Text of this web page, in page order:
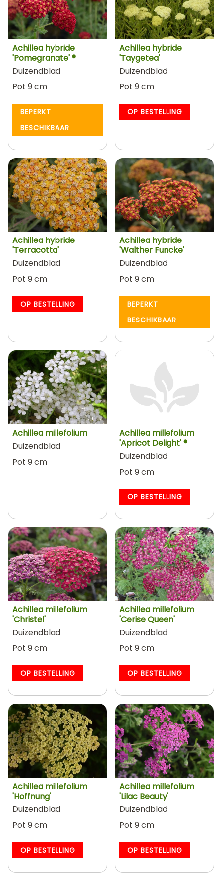
Achillea hybride
'Pomegranate' ®
Duizendblad
Pot 9 cm
BEPERKT
BESCHIKBAAR
Achillea hybride
'Taygetea'
Duizendblad
Pot 9 cm
OP BESTELLING
Achillea hybride
'Terracotta'
Duizendblad
Pot 9 cm
OP BESTELLING
Achillea hybride
'Walther Funcke'
Duizendblad
Pot 9 cm
BEPERKT
BESCHIKBAAR
Achillea millefolium
Duizendblad
Pot 9 cm
Achillea millefolium
'Apricot Delight' ®
Duizendblad
Pot 9 cm
OP BESTELLING
Achillea millefolium
'Christel'
Duizendblad
Pot 9 cm
OP BESTELLING
Achillea millefolium
'Cerise Queen'
Duizendblad
Pot 9 cm
OP BESTELLING
Achillea millefolium
'Hoffnung'
Duizendblad
Pot 9 cm
OP BESTELLING
Achillea millefolium
'Lilac Beauty'
Duizendblad
Pot 9 cm
OP BESTELLING